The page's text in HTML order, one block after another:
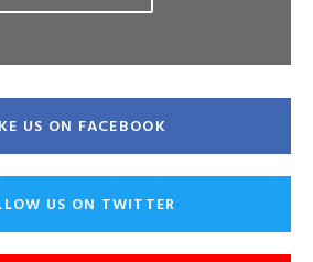
US ON FACEBOOK
US ON TWITTER